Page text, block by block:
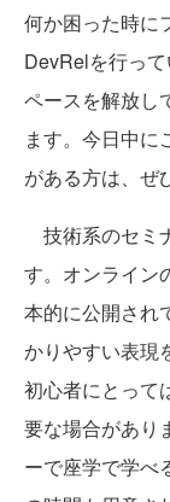
何か困った時に
DevRelを行っ
ペースを解放し
ます。今日中に
がある方は、ぜ
技術系のセミ
す。オンライン
本的に公開され
かりやすい表現
初心者にとって
要な場合があり
ーで座学で学べ